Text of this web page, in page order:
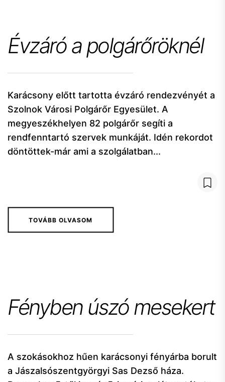
Évzáró a polgárőröknél
Karácsony előtt tartotta évzáró rendezvényét a
Szolnok Városi Polgárőr Egyesület. A
megyeszékhelyen 82 polgárőr segíti a
rendfenntartó szervek munkáját. Idén rekordot
döntöttek-már ami a szolgálatban...
TOVÁBB OLVASOM
Fényben úszó mesekert
A szokásokhoz hűen karácsonyi fényárba borult
a Jászalsószentgyörgyi Sas Dezső háza.